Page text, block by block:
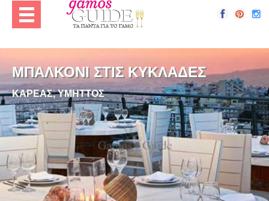
ΜΠΑΛΚΟΝΙ ΣΤΙΣ ΚΥΚΛΑΔΕΣ
ΚΑΡΕΑΣ, ΥΜΗΤΤΟΣ